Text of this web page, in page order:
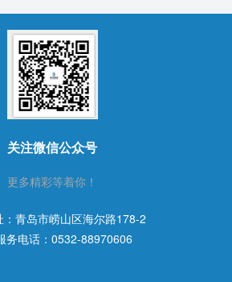
关注微信公众号
更多精彩等着你！
：青岛市崂山区海尔路178-2
务电话： 0532-88970606